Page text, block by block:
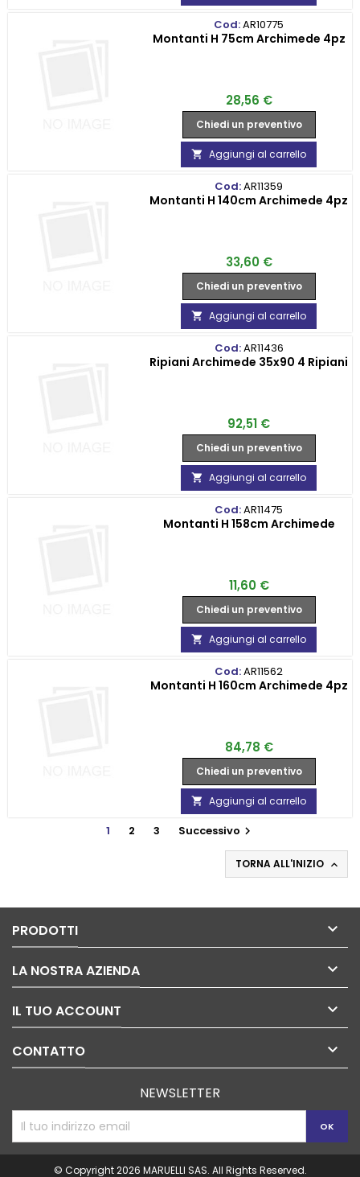
Cod:AR10775
Montanti H 75cm Archimede 4pz
Prezzo
28,56 €
Chiedi un preventivo
 Aggiungi al carrello
Cod:AR11359
Montanti H 140cm Archimede 4pz
Prezzo
33,60 €
Chiedi un preventivo
 Aggiungi al carrello
Cod:AR11436
Ripiani Archimede 35x90 4 Ripiani
Prezzo
92,51 €
Chiedi un preventivo
 Aggiungi al carrello
Cod:AR11475
Montanti H 158cm Archimede
Prezzo
11,60 €
Chiedi un preventivo
 Aggiungi al carrello
Cod:AR11562
Montanti H 160cm Archimede 4pz
Prezzo
84,78 €
Chiedi un preventivo
 Aggiungi al carrello
1 2 3 Successivo 
TORNA ALL'INIZIO 
PRODOTTI 
LA NOSTRA AZIENDA 
IL TUO ACCOUNT 
CONTATTO 
NEWSLETTER
© Copyright 2026 MARUELLI SAS. All Rights Reserved.